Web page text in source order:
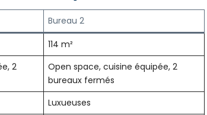
Bureau 2
114 m²
2
Open space, cuisine équipée, 2
bureaux fermés
Luxueuses